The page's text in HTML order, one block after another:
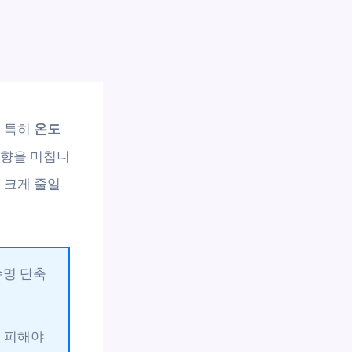
히 온도
을 미칩니
게 줄일
명 단축
피해야